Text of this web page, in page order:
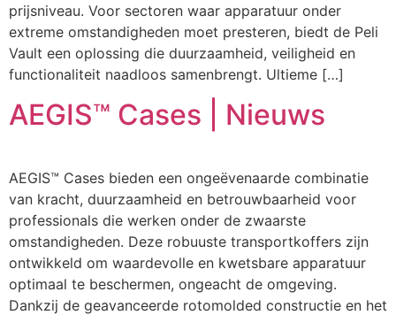
prijsniveau. Voor sectoren waar apparatuur onder
extreme omstandigheden moet presteren, biedt de Peli
Vault een oplossing die duurzaamheid, veiligheid en
functionaliteit naadloos samenbrengt. Ultieme […]
AEGIS™ Cases | Nieuws
AEGIS™ Cases bieden een ongeëvenaarde combinatie
van kracht, duurzaamheid en betrouwbaarheid voor
professionals die werken onder de zwaarste
omstandigheden. Deze robuuste transportkoffers zijn
ontwikkeld om waardevolle en kwetsbare apparatuur
optimaal te beschermen, ongeacht de omgeving.
Dankzij de geavanceerde rotomolded constructie en het